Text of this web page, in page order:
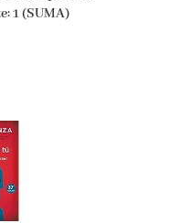
1 (SUMA)